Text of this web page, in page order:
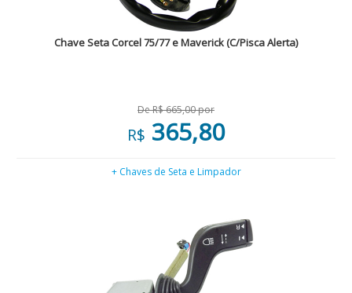
Chave Seta Corcel 75/77 e Maverick (C/Pisca Alerta)
De R$ 665,00 por
R$ 365,80
+ Chaves de Seta e Limpador